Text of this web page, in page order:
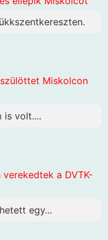
Miskolcon
is volt....
a DVTK-
egy...